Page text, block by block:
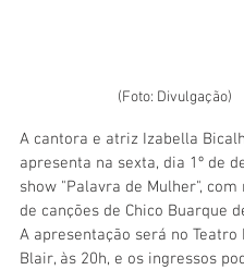
(Foto: Divulgação)
A cantora e atriz Izabella
apresenta na sexta, dia 1º de
show "Palavra de Mulher",
de canções de Chico Buarque
A apresentação será no
Blair, às 20h, e os ingressos